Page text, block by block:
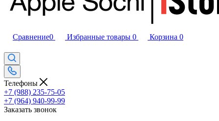
Сравнение0 Избранные товары 0 Корзина 0
Телефоны
+7 (988) 235-75-05
+7 (964) 940-99-99
Заказать звонок